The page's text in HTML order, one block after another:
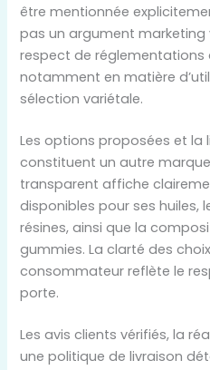
être mentionnée
pas un argument marketing
respect de réglementations
notamment en matière
sélection variétale.
Les options proposées et la
constituent un autre
transparent affiche
disponibles pour ses huiles,
résines, ainsi que la
gummies. La clarté des
consommateur reflète le
porte.
Les avis clients vérifiés, la
une politique de livraison